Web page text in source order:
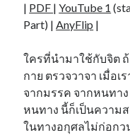
| PDF |YouTube 1
Part) |AnyFlip |
ใครที่นำมาใช้กับจิต ถ้
กาย ตรวจวาจา เมื่อเ
จากมรรค จากหนทา
หนทาง นี้ก็เป็นความ
ในทางอกุศลไม่ก่อกว